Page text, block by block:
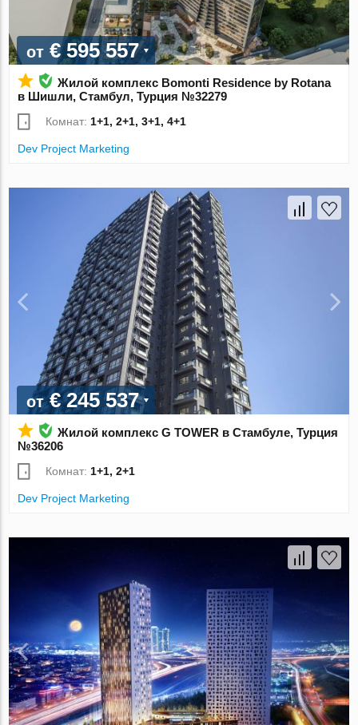
от € 595 557
Жилой комплекс Bomonti Residence by Rotana
в Шишли, Стамбул, Турция №32279
Комнат:1+1, 2+1, 3+1, 4+1
Dev Project Marketing
от€ 245 537
Жилой комплекс G TOWER в Стамбуле, Турция
№36206
Комнат: 1+1, 2+1
Dev Project Marketing